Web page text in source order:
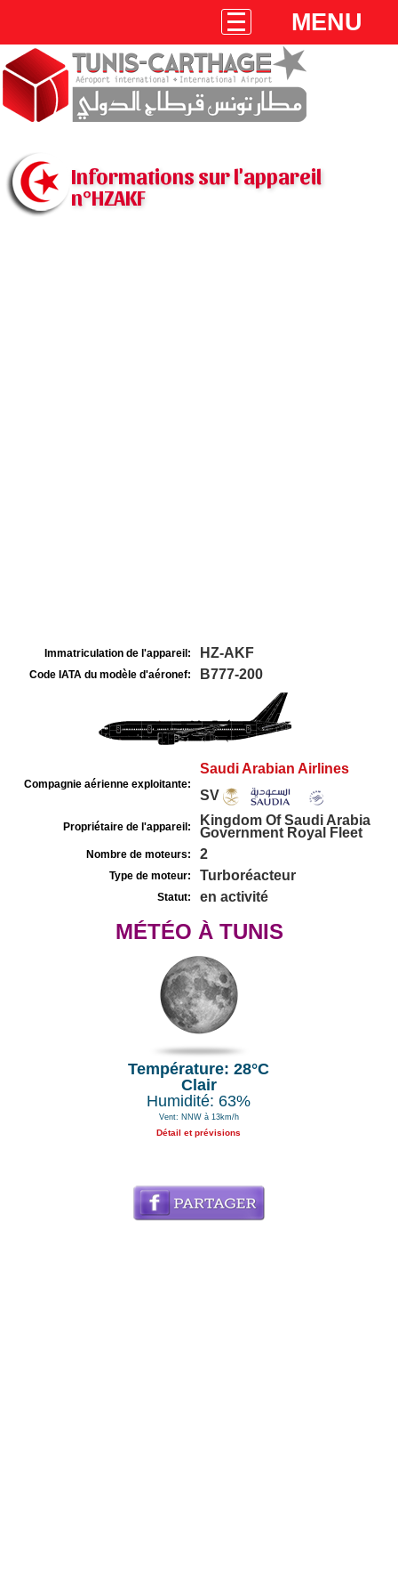
MENU
Informations sur l'appareil
n°HZAKF
Immatriculation de l'appareil: HZ-AKF
Code IATA du modèle d'aéronef: B777-200
Compagnie aérienne exploitante:
Saudi Arabian Airlines
SV
Propriétaire de l'appareil:
Kingdom Of Saudi Arabia
Government Royal Fleet
Nombre de moteurs: 2
Type de moteur: Turboréacteur
Statut: en activité
MÉTÉO À TUNIS
Température: 28°C
Clair
Humidité: 63%
Vent: NNW à 13km/h
Détail et prévisions